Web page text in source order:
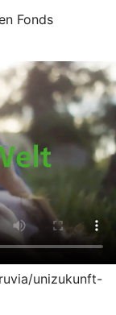
Fonds
unizukunft-